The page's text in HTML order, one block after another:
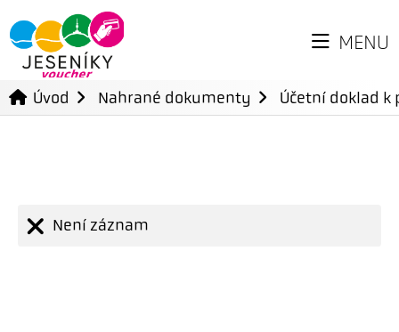
MENU
Úvod Nahrané dokumenty Účetní doklad
Není záznam